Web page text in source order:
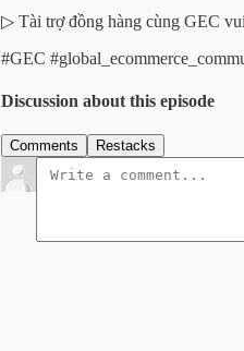
▷ Tài trợ đồng hàng cùng GEC
#GEC
Discussion about this episode
Comments Restacks